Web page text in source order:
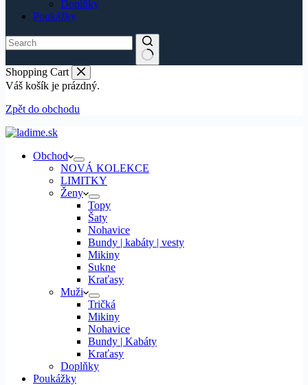
Doplňky
Poukážky
Shopping Cart
Váš košík je prázdný.
Zpět do obchodu
Obchod
NOVÁ KOLEKCE
LIMITKY
Ženy
Topy
Šaty
Nohavice
Bundy | kabáty | vesty
Mikiny
Sukne
Kraťasy
Muži
Tričká
Mikiny
Nohavice
Bundy | Kabáty
Kraťasy
Doplňky
Poukážky